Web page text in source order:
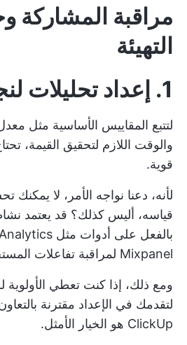
مراقبة المشاركة
التهيئة
1. إعداد تحليلات لنجاح التأهيل
لتتبع المقاييس الأساسية مثل
والوقت اللازم لتحقيق القيمة،
قوية.
لأنه، دعنا نواجه الأمر، لا يمكنك
Mixpanel لمراقبة تفاعلات المستخدمين.
لتقدمك في الإعداد مقترنة
ClickUp هو الخيار الأمثل.